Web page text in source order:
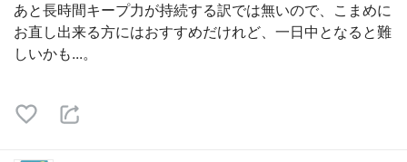
あと長時間キープ力が持続する訳では無いので、こまめに
お直し出来る方にはおすすめだけれど、一日中となると難
しいかも...。